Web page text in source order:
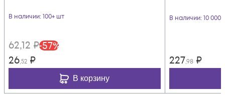
В наличии: 100+ шт
62,12 ₽-57%
26,52 ₽
В корзину
В наличии: 10
227,98 ₽